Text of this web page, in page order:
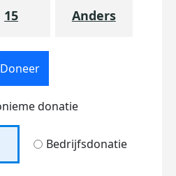
15 Anders
Doneer
donatie
Bedrijfsdonatie